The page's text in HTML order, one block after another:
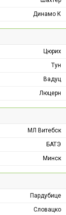
Динамо К
Цюрих
Тун
Вадуц
Люцерн
МЛ Витебск
БАТЭ
Минск
Пардубице
Словацко